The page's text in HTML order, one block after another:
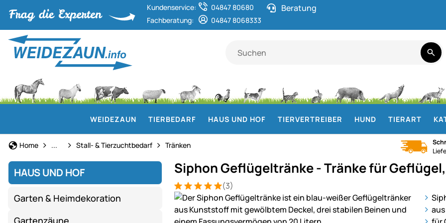
Kundenservice:
04847 80680
Fachberatung:
04847 8068333
Beratung
WEIDEZAUN TIERBEDARF HAUS UND HOF TIERVERTREIBER HUND TIERART
Home Haus und Hof
... Stall- & Tierzuchtbedarf Tränken
HAUS UND HOF
Garten & Heimdekoration
Gartenzäune
Siphon Geflügeltränke - Tränke für
Bewertung: 5 von 5 (3 Bewertungen)
3 Bewertungen
(3)
Produktgalerie